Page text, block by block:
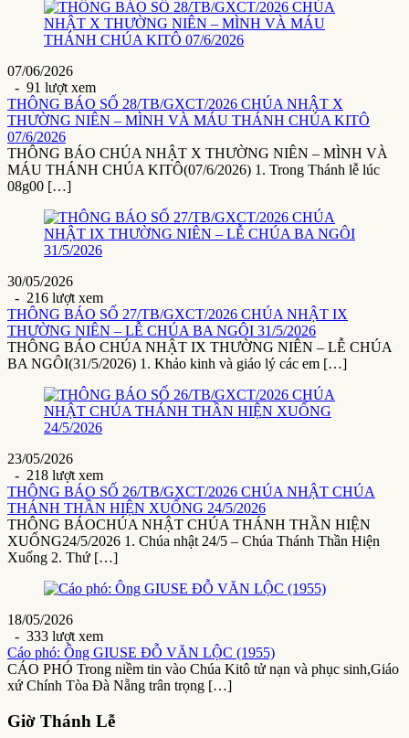
07/06/2026
- 91 lượt xem
THÔNG BÁO SỐ 28/TB/GXCT/2026 CHÚA NHẬT X
THƯỜNG NIÊN – MÌNH VÀ MÁU THÁNH CHÚA KITÔ
07/6/2026
THÔNG BÁO CHÚA NHẬT X THƯỜNG NIÊN – MÌNH VÀ
MÁU THÁNH CHÚA KITÔ(07/6/2026) 1. Trong Thánh lễ lúc
08g00 […]
30/05/2026
- 216 lượt xem
THÔNG BÁO SỐ 27/TB/GXCT/2026 CHÚA NHẬT IX
THƯỜNG NIÊN – LỄ CHÚA BA NGÔI 31/5/2026
THÔNG BÁO CHÚA NHẬT IX THƯỜNG NIÊN – LỄ CHÚA
BA NGÔI(31/5/2026) 1. Khảo kinh và giáo lý các em […]
23/05/2026
- 218 lượt xem
THÔNG BÁO SỐ 26/TB/GXCT/2026 CHÚA NHẬT CHÚA
THÁNH THẦN HIỆN XUỐNG 24/5/2026
THÔNG BÁOCHÚA NHẬT CHÚA THÁNH THẦN HIỆN
XUỐNG24/5/2026 1. Chúa nhật 24/5 – Chúa Thánh Thần Hiện
Xuống 2. Thứ […]
18/05/2026
- 333 lượt xem
Cáo phó: Ông GIUSE ĐỖ VĂN LỘC (1955)
CÁO PHÓ Trong niềm tin vào Chúa Kitô tử nạn và phục sinh,Giáo
xứ Chính Tòa Đà Nẵng trân trọng […]
Giờ Thánh Lễ